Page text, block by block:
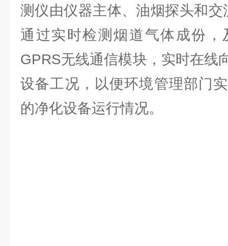
测仪由仪器主体、油烟探头和
通过实时检测烟道气体成份
GPRS无线通信模块，实时在线
设备工况，以便环境管理部门
的净化设备运行情况。